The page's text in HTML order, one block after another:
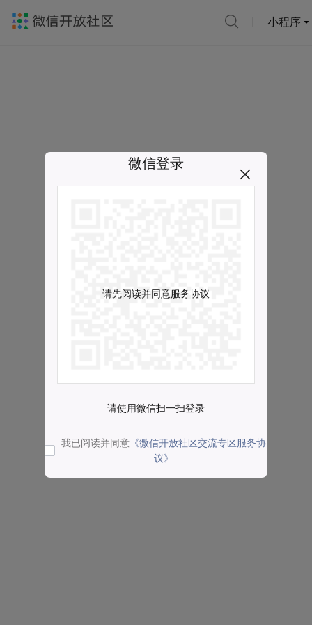
小程序
微信登录
请先阅读并同意服务协议
请使用微信扫一扫登录
我已阅读并同意 《微信开放社区交流专区服务协
议》